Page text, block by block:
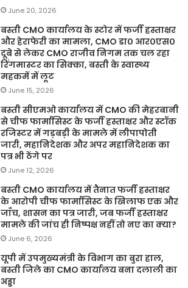
June 20, 2026
बस्ती CMO कार्यालय के स्टोर में फर्जी हस्ताक्षर
और हेराफेरी का मामला, CMO डा० आर०एस०
दूबे से लेकर CMO राजीव निगम तक चल रहा
रिंगमास्टर का सिक्का, बस्ती के स्वास्थ्य
महकमें में लूट
June 15, 2026
बस्ती सीएमओ कार्यालय में CMO की मेहरबानी
से चीफ फार्मासिस्ट के फर्जी हस्ताक्षर और स्टॉक
रजिस्टर में गड़बड़ी के मामले में लीपापोती
जारी, महानिदेशक और अपर महानिदेशक का
पत्र भी ठेंगे पर
June 12, 2026
बस्ती CMO कार्यालय में तैनात फर्जी हस्ताक्षर
के आरोपी चीफ फार्मासिस्ट के खिलाफ एक और
जाँच, शासन का पत्र जारी, जब फर्जी हस्ताक्षर
मामले की जांच ही निष्पक्ष नहीं तो नए का क्या?
June 6, 2026
यूपी में उपमुख्यमंत्री के विभाग का बुरा हाल,
बस्ती जिले का CMO कार्यालय बना दलाली का
अड्डा